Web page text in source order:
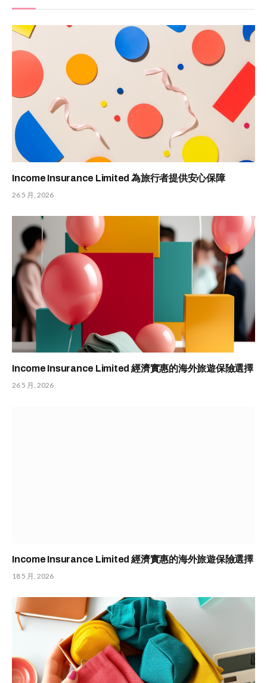
Income Insurance Limited 為旅行者提供安心保障
26 5 月, 2026
Income Insurance Limited 經濟實惠的海外旅遊保險選擇
26 5 月, 2026
Income Insurance Limited 經濟實惠的海外旅遊保險選擇
18 5 月, 2026